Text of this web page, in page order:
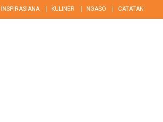
INSPIRASIANA KULINER NGASO CATATAN